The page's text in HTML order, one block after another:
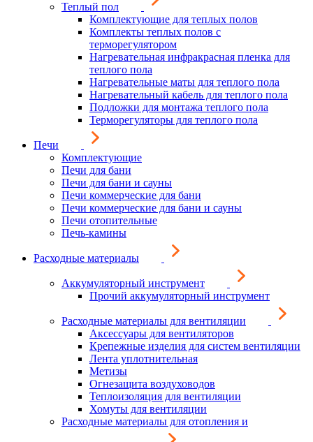
Теплый пол
Комплектующие для теплых полов
Комплекты теплых полов с
терморегулятором
Нагревательная инфракрасная пленка для
теплого пола
Нагревательные маты для теплого пола
Нагревательный кабель для теплого пола
Подложки для монтажа теплого пола
Терморегуляторы для теплого пола
Печи
Комплектующие
Печи для бани
Печи для бани и сауны
Печи коммерческие для бани
Печи коммерческие для бани и сауны
Печи отопительные
Печь-камины
Расходные материалы
Аккумуляторный инструмент
Прочий аккумуляторный инструмент
Расходные материалы для вентиляции
Аксессуары для вентиляторов
Крепежные изделия для систем вентиляции
Лента уплотнительная
Метизы
Огнезащита воздуховодов
Теплоизоляция для вентиляции
Хомуты для вентиляции
Расходные материалы для отопления и